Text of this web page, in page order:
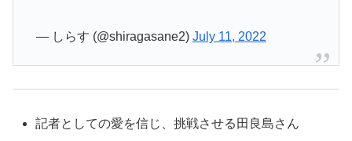
— しらす (@shiragasane2) July 11, 2022
記者としての愛を信じ、挑戦させる田良島さん